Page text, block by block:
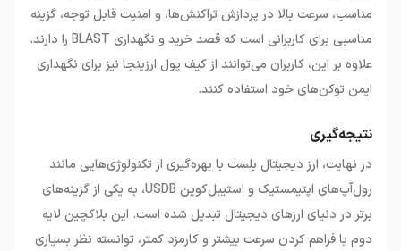
مناسب، سرعت بالا در پردازش تراکنش‌ها، و امنیت قابل توجه، گزینه
مناسبی برای کاربرانی است که قصد خرید و نگهداری BLAST را دارند.
علاوه بر این، کاربران می‌توانند از کیف پول ارزینجا نیز برای نگهداری
ایمن توکن‌های خود استفاده کنند.
نتیجه‌گیری
در نهایت، ارز دیجیتال بلست با بهره‌گیری از تکنولوژی‌هایی مانند
رول‌آپ‌های اپتیمستیک و استیبل‌کوین USDB، به یکی از گزینه‌های
برتر در دنیای ارزهای دیجیتال تبدیل شده است. این بلاکچین لایه
دوم با فراهم کردن سرعت بیشتر و کارمزد کمتر، توانسته نظر بسیاری